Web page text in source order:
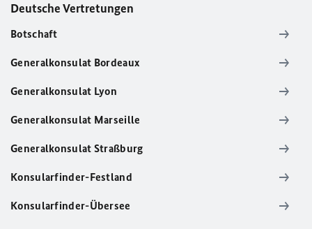
Deutsche Vertretungen
Botschaft
Generalkonsulat Bordeaux
Generalkonsulat Lyon
Generalkonsulat Marseille
Generalkonsulat Straßburg
Konsularfinder-Festland
Konsularfinder-Übersee